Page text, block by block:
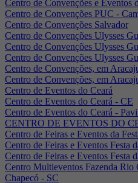
Centro de Convenções e Eventos
Centro de Convenções PUC -
Centro de Convenções Salvador
Centro de Convenções Ulysses
Centro de Convenções Ulysses
Centro de Convenções Ulysses
Centro de Convenções, em
Centro de Convenções, em
Centro de Eventos do Ceará
Centro de Eventos do Ceará - CE
Centro de Eventos do Ceará -
CENTRO DE EVENTOS DO
Centro de Feiras e Eventos da
Centro de Feiras e Eventos Festa
Centro de Feiras e Eventos Festa
Centro Multieventos Fazenda Rio
Chapecó - SC